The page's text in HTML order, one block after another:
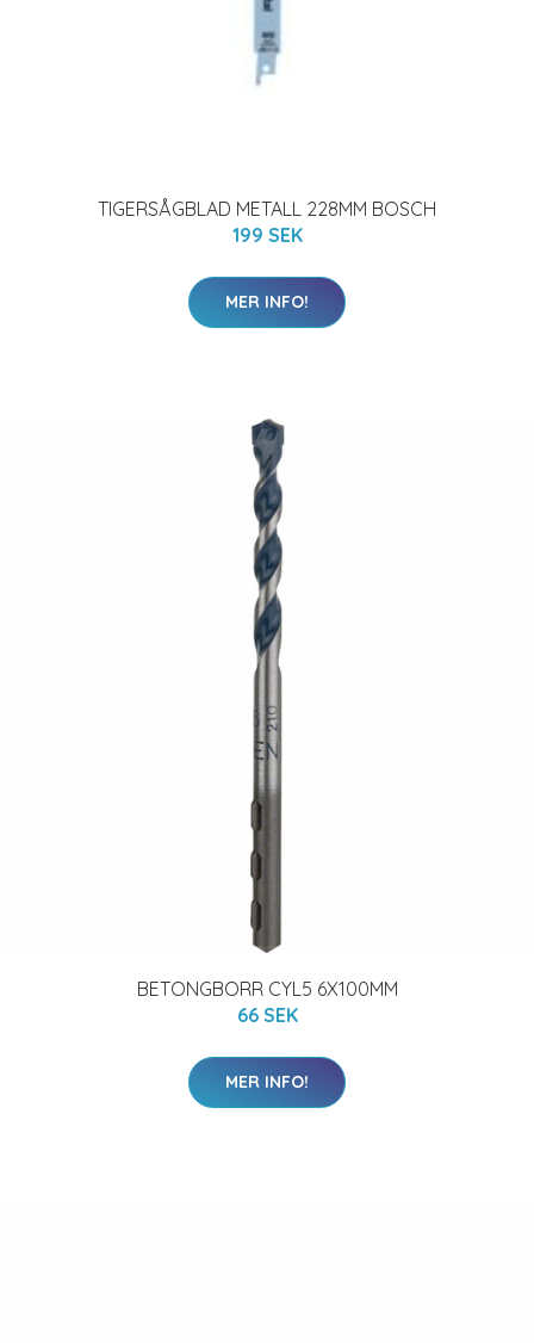
TIGERSÅGBLAD METALL 228MM BOSCH
199 SEK
MER INFO!
BETONGBORR CYL5 6X100MM
66 SEK
MER INFO!